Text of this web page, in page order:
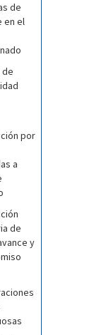
de
en el
de
por
a
de
y